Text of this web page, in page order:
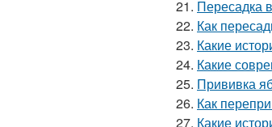
21. Пересадка
22. Как
23. Какие
24. Какие
25. Прививка
26. Как
27. Какие